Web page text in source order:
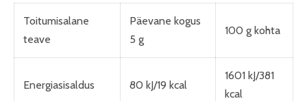
Toitumisalane
teave
Päevane kogus
5 g
100 g kohta
Energiasisaldus 80 kJ/19 kcal
1601 kJ/381
kcal